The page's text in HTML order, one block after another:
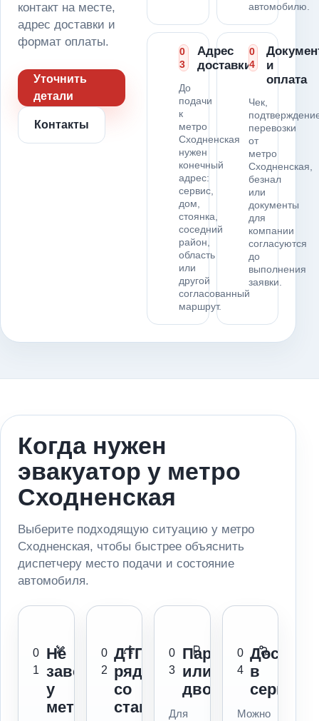
контакт на месте,
адрес доставки и
формат оплаты.
Уточнить
детали
Контакты
автомобилю.
0
3
Адрес
доставки
До
подачи
к
метро
Сходненская
нужен
конечный
адрес:
сервис,
дом,
стоянка,
соседний
район,
область
или
другой
согласованный
маршрут.
0
4
и
оплата
Чек,
перевозки
от
метро
Сходненская,
безнал
или
документы
для
компании
согласуются
до
выполнения
заявки.
Когда нужен
эвакуатор у метро
Сходненская
Выберите подходящую ситуацию у метро
Сходненская, чтобы быстрее объяснить
диспетчеру место подачи и состояние
автомобиля.
0
1
Не
заводится
у
метро
0
2
ДТП
рядом
со
станцией
0
3
Паркинг
или
двор
Для
0
4
в
сервис
Можно